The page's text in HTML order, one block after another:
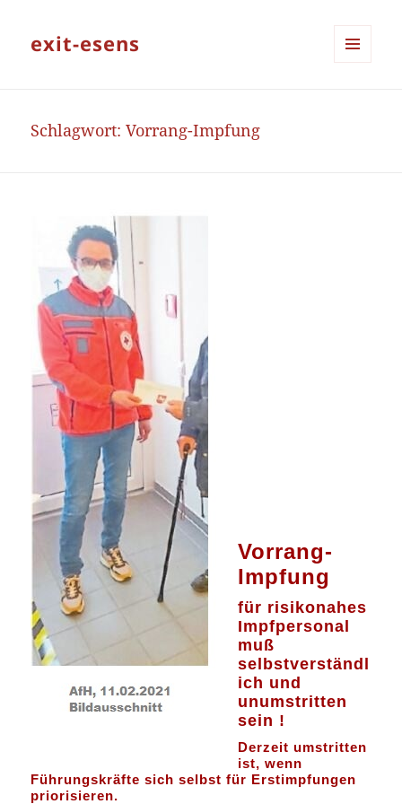
exit-esens
Schlagwort:Vorrang-Impfung
Vorrang-
Impfung
für risikonahes
Impfpersonal
muß
selbstverständl
ich und
unumstritten
sein !
Derzeit umstritten
ist, wenn
Führungskräfte sich selbst für Erstimpfungen
priorisieren.